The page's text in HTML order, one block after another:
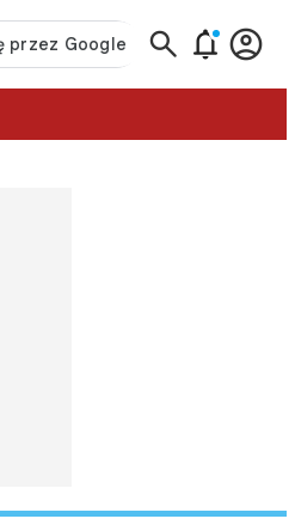
  